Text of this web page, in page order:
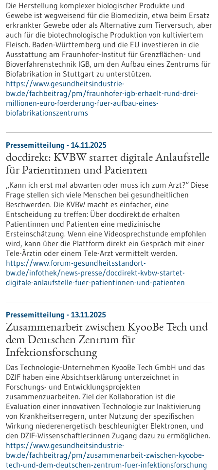
Die Herstellung komplexer biologischer Produkte und
Gewebe ist wegweisend für die Biomedizin, etwa beim Ersatz
erkrankter Gewebe oder als Alternative zum Tierversuch, aber
auch für die biotechnologische Produktion von kultiviertem
Fleisch. Baden-Württemberg und die EU investieren in die
Ausstattung am Fraunhofer-Institut für Grenzflächen- und
Bioverfahrenstechnik IGB, um den Aufbau eines Zentrums für
Biofabrikation in Stuttgart zu unterstützen.
https://www.gesundheitsindustrie-
bw.de/fachbeitrag/pm/fraunhofer-igb-erhaelt-rund-drei-
millionen-euro-foerderung-fuer-aufbau-eines-
biofabrikationszentrums
Pressemitteilung - 14.11.2025
docdirekt: KVBW startet digitale Anlaufstelle
für Patientinnen und Patienten
„Kann ich erst mal abwarten oder muss ich zum Arzt?“ Diese
Frage stellen sich viele Menschen bei gesundheitlichen
Beschwerden. Die KVBW macht es einfacher, eine
Entscheidung zu treffen: Über docdirekt.de erhalten
Patientinnen und Patienten eine medizinische
Ersteinschätzung. Wenn eine Videosprechstunde empfohlen
wird, kann über die Plattform direkt ein Gespräch mit einer
Tele-Ärztin oder einem Tele-Arzt vermittelt werden.
https://www.forum-gesundheitsstandort-
bw.de/infothek/news-presse/docdirekt-kvbw-startet-
digitale-anlaufstelle-fuer-patientinnen-und-patienten
Pressemitteilung - 13.11.2025
Zusammenarbeit zwischen KyooBe Tech und
dem Deutschen Zentrum für
Infektionsforschung
Das Technologie-Unternehmen KyooBe Tech GmbH und das
DZIF haben eine Absichtserklärung unterzeichnet in
Forschungs- und Entwicklungsprojekten
zusammenzuarbeiten. Ziel der Kollaboration ist die
Evaluation einer innovativen Technologie zur Inaktivierung
von Krankheitserregern, unter Nutzung der spezifischen
Wirkung niederenergetisch beschleunigter Elektronen, und
den DZIF-Wissenschaftler:innen Zugang dazu zu ermöglichen.
https://www.gesundheitsindustrie-
bw.de/fachbeitrag/pm/zusammenarbeit-zwischen-kyoobe-
tech-und-dem-deutschen-zentrum-fuer-infektionsforschung